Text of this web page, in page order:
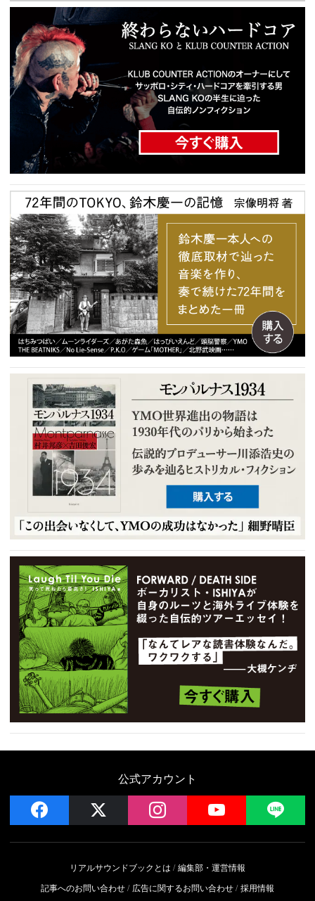
公式アカウント
facebook instagram YouTube
リアルサウンドブックとは
編集部・運営情報
記事へのお問い合わせ
広告に関するお問い合わせ 採用情報